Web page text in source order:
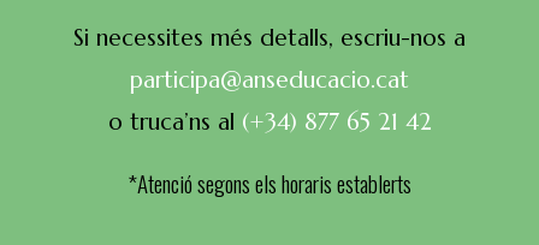
Si necessites més detalls, escriu-nos a
participa@anseducacio.cat
o truca’ns al (+34) 877 65 21 42
*Atenció segons els horaris establerts